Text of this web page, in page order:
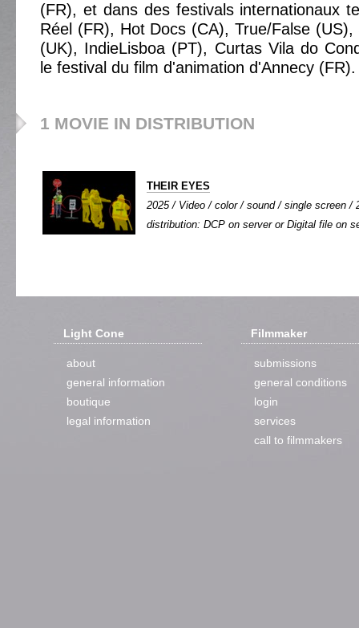
(FR), et dans des festivals internationaux
Réel (FR), Hot Docs (CA), True/False (US),
(UK), IndieLisboa (PT), Curtas Vila do
le festival du film d'animation d'Annecy (FR).
1 MOVIE IN DISTRIBUTION
THEIR EYES
2025 / Video / color / sound / single screen /
distribution: DCP on server or Digital file on
Light Cone
about
general information
boutique
legal information
Filmmaker
submissions
general conditions
login
services
call to filmmakers